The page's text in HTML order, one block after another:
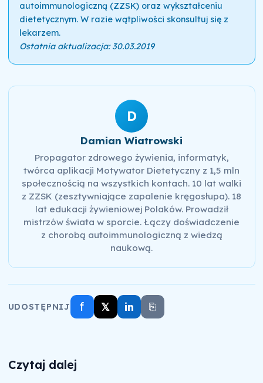
autoimmunologiczną (ZZSK) oraz wykształceniu
dietetycznym. W razie wątpliwości skonsultuj się z
lekarzem.
Ostatnia aktualizacja: 30.03.2019
D
Damian Wiatrowski
Propagator zdrowego żywienia, informatyk,
twórca aplikacji Motywator Dietetyczny z 1,5 mln
społecznością na wszystkich kontach. 10 lat walki
z ZZSK (zesztywniające zapalenie kręgosłupa). 18
lat edukacji żywieniowej Polaków. Prowadził
mistrzów świata w sporcie. Łączy doświadczenie
z chorobą autoimmunologiczną z wiedzą
naukową.
UDOSTĘPNIJ f 𝕏 in ⎘
Czytaj dalej